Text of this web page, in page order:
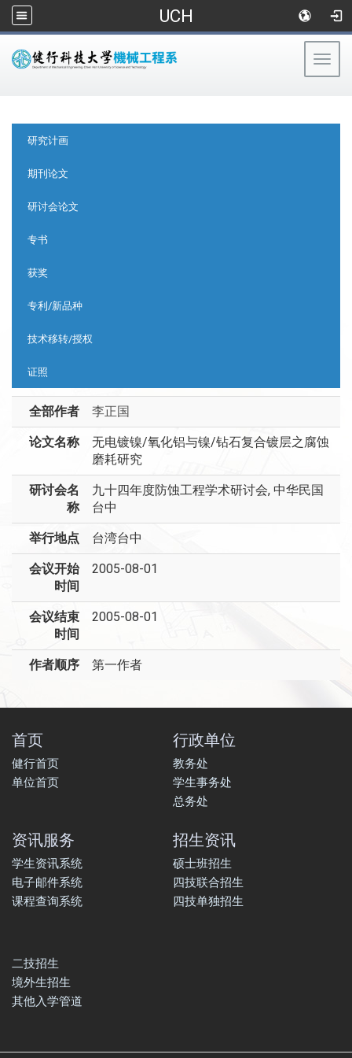
UCH
研究计画
期刊论文
研讨会论文
专书
获奖
专利/新品种
技术移转/授权
证照
全部作者 李正国
论文名称
无电镀镍/氧化铝与镍/钻石复合镀层之腐蚀
磨耗研究
研讨会名
称
九十四年度防蚀工程学术研讨会, 中华民国
台中
举行地点 台湾台中
会议开始
时间
2005-08-01
会议结束
时间
2005-08-01
作者顺序 第一作者
首页
健行首页
单位首页
行政单位
教务处
学生事务处
总务处
资讯服务
学生资讯系统
电子邮件系统
课程查询系统
招生资讯
硕士班招生
四技联合招生
四技单独招生
二技招生
境外生招生
其他入学管道